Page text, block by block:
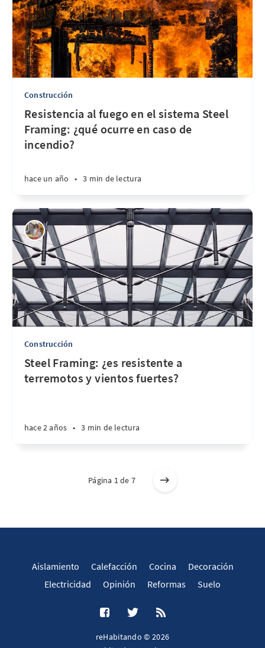
Construcción
Resistencia al fuego en el sistema Steel
Framing: ¿qué ocurre en caso de
incendio?
hace un año • 3 min de lectura
Construcción
Steel Framing: ¿es resistente a
terremotos y vientos fuertes?
hace 2 años • 3 min de lectura
Página 1 de 7
Aislamiento Calefacción Cocina
Decoración
Electricidad
Opinión Reformas Suelo
reHabitando © 2026